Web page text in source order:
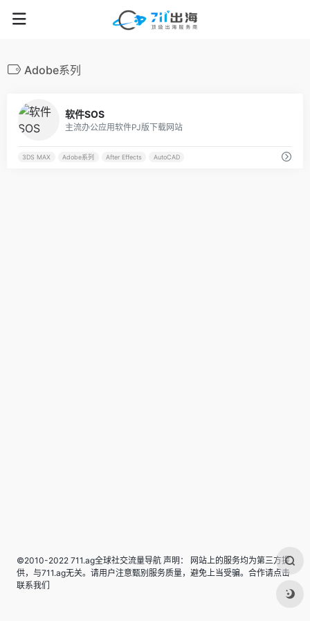
Adobe系列
软件SOS
主流办公应用软件PJ版下载网站
3DS MAX Adobe系列 After Effects AutoCAD
©2010-2022 711.ag全球社交流量导航 声明： 网站上的服务均为第三方提
供，与711.ag无关。请用户注意甄别服务质量，避免上当受骗。合作请点击
联系我们